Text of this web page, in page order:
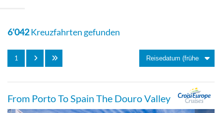
6'042Kreuzfahrten gefunden
1
From Porto To Spain The Douro Valley